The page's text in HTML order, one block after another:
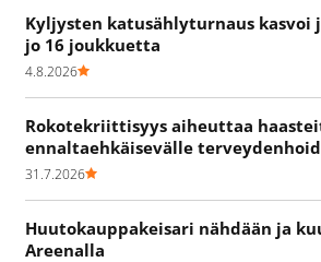
Kyljysten katusählyturnaus kasvoi
jo 16 joukkuetta
4.8.2026
Rokotekriittisyys aiheuttaa
ennaltaehkäisevälle
31.7.2026
Huutokauppakeisari nähdään ja
Areenalla